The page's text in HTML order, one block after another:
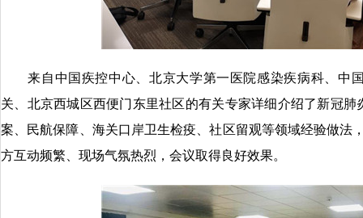
来自中国疾控中心、北京大学第一医院感染疾病科、中
关、北京西城区西便门东里社区的有关专家详细介绍了新冠
案、民航保障、海关口岸卫生检疫、社区留观等领域经验做法
方互动频繁、现场气氛热烈，会议取得良好效果。